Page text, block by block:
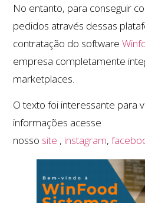
No entanto, para conseguir
pedidos através dessas
contratação do software
empresa completamente
marketplaces.
O texto foi interessante para
informações acesse
nosso site , instagram,